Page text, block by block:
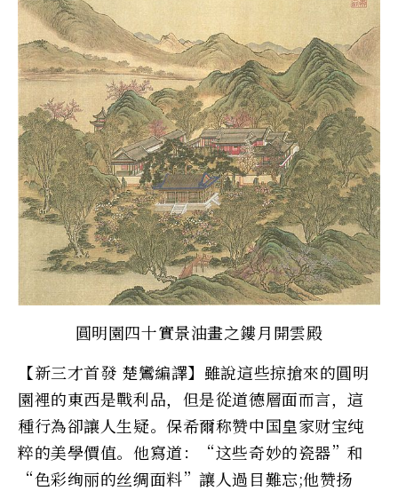
圓明園四十實景油畫之鏤月開雲殿
【新三才首發 楚鸞編譯】雖說這些掠搶來的圓明
園裡的東西是戰利品，但是從道德層面而言，這
種行為卻讓人生疑。保希爾称赞中国皇家财宝纯
粹的美學價值。他寫道：“这些奇妙的瓷器”和
“色彩绚丽的丝绸面料”讓人過目難忘;他赞扬